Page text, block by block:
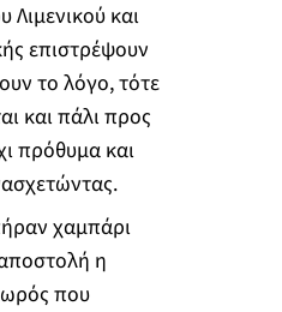
και
επιστρέψουν
το λόγο, τότε
και πάλι προς
πρόθυμα και
χαμπάρι
η
που